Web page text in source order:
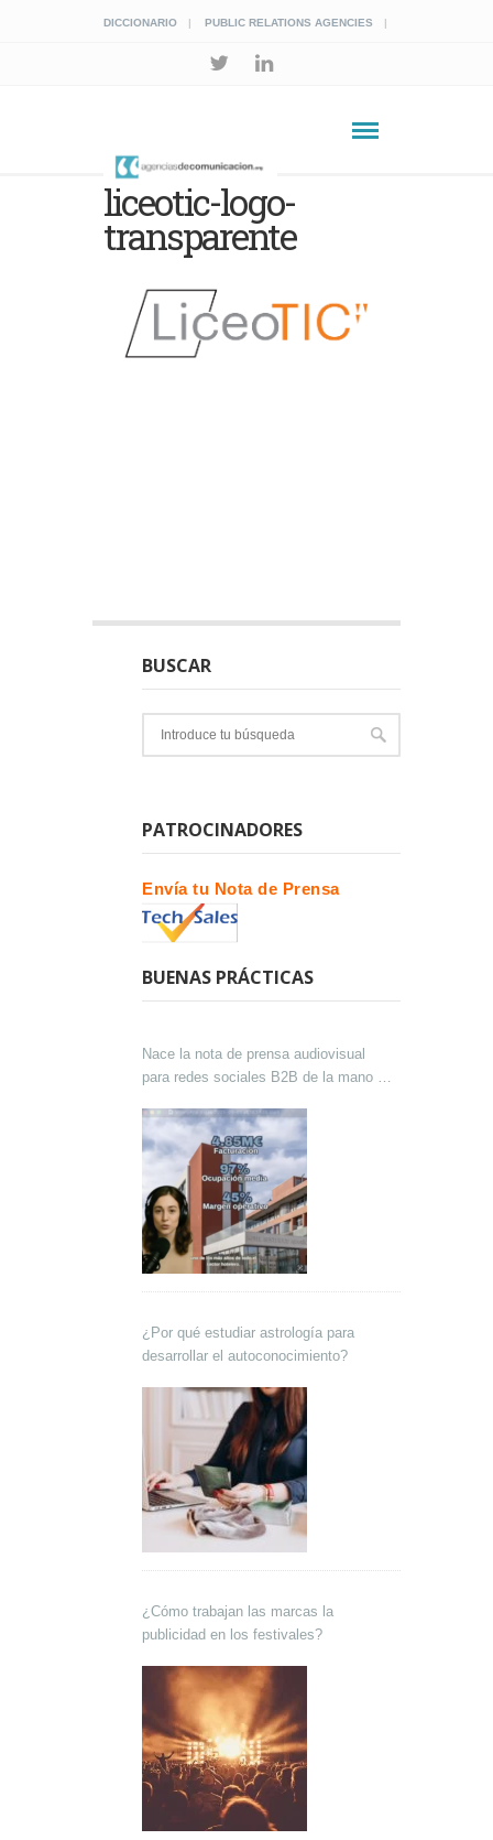
DICCIONARIO PUBLIC RELATIONS AGENCIES
liceotic-logo-
transparente
BUSCAR
PATROCINADORES
Envía tu Nota de Prensa
BUENAS PRÁCTICAS
Nace la nota de prensa audiovisual
para redes sociales B2B de la mano de
¿Por qué estudiar astrología para
desarrollar el autoconocimiento?
¿Cómo trabajan las marcas la
publicidad en los festivales?